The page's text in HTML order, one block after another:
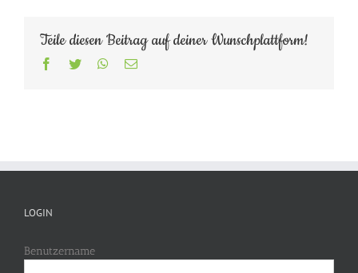
Teile diesen Beitrag auf deiner Wunschplattform!
Facebook
Twitter WhatsApp
E-
LOGIN
Benutzername